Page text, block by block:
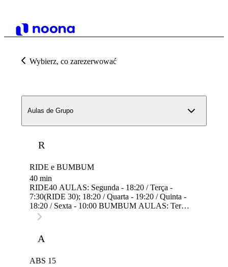
Wybierz, co zarezerwować
Aulas de Grupo
R
RIDE e BUMBUM
40 min
RIDE40 AULAS: Segunda - 18:20 / Terça -
7:30(RIDE 30); 18:20 / Quarta - 19:20 / Quinta -
18:20 / Sexta - 10:00 BUMBUM AULAS: Terça
- 19:20 / Quinta - 19:20
A
ABS 15